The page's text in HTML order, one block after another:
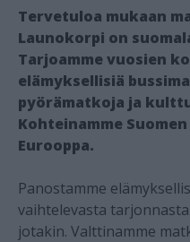
Tervetuloa mukaan
Launokorpi on
Tarjoamme vuosien
elämyksellisiä
pyörämatkoja ja
Kohteinamme
Eurooppa.
Panostamme
vaihtelevasta
jotakin. Valttinamme